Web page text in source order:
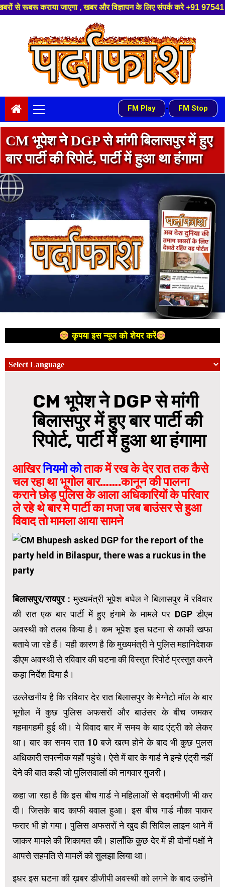
विज्ञापन के लिए संपर्क करे +91 97541 60816 ,हमारे यूट्यूब चैनल को
content
Menu
FM Play - FM Stop
CM भूपेश ने DGP से मांगी बिलासपुर में हुए
बार पार्टी की रिपोर्ट, पार्टी में हुआ था हंगामा
कृपया इस न्यूज को शेयर करें
CM भूपेश ने DGP से मांगी
बिलासपुर में हुए बार पार्टी की
रिपोर्ट, पार्टी में हुआ था हंगामा
आखिरनियमो कोताक में रख के देर रात तक कैसे
चल रहा था भूगोल बार…….कानून की पालना
कराने छोड़ पुलिस के आला अधिकारियों के परिवार
ले रहे थे बार मे पार्टी का मजा जब बाउंसर से हुआ
विवाद तो मामला आया सामने
बिलासपुर/रायपुर: मुख्यमंत्री भूपेश बघेल ने बिलासपुर में रविवार
की रात एक बार पार्टी में हुए हंगामे के मामले पर DGP डीएम
अवस्थी को तलब किया है। कम भूपेश इस घटना से काफी खफा
बताये जा रहे हैं। यही कारण है कि मुख्यमंत्री ने पुलिस महानिदेशक
डीएम अवस्थी से रविवार की घटना की विस्तृत रिपोर्ट प्रस्तुत करने
कड़ा निर्देश दिया है।
उल्लेखनीय है कि रविवार देर रात बिलासपुर के मेग्नेटो मॉल के बार
भूगोल में कुछ पुलिस अफसरों और बाउंसर के बीच जमकर
गहमागहमी हुई थी। ये विवाद बार में समय के बाद एंट्री को लेकर
था। बार का समय रात 10 बजे खत्म होने के बाद भी कुछ पुलस
अधिकारी सपत्नीक यहाँ पहुंचे। ऐसे में बार के गार्ड ने इन्हे एंट्री नहीं
देने की बात कही जो पुलिसवालों को नागवार गुजरी।
कहा जा रहा है कि इस बीच गार्ड ने महिलाओं से बदतमीजी भी कर
दी। जिसके बाद काफी बवाल हुआ। इस बीच गार्ड मौका पाकर
फरार भी हो गया। पुलिस अफसरों ने खुद ही सिविल लाइन थाने में
जाकर मामले की शिकायत की। हालाँकि कुछ देर में ही दोनों पक्षों ने
आपसे सहमति से मामलें को सुलझा लिया था।
इधर इस घटना की ख़बर डीजीपी अवस्थी को लगने के बाद उन्होंने